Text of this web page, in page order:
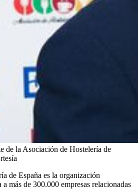
de la Asociación de Hostelería de
de España es la organización
a más de 300.000 empresas relacionadas